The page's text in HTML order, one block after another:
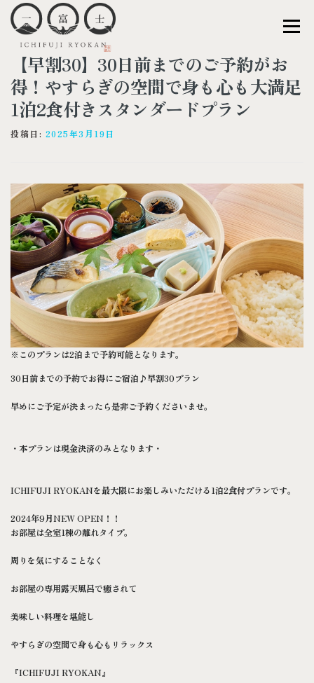
メニュー
TOP CONCEPT ROOM MEAL
FACILITIES ACCESS
【早割30】30日前までのご予約がお
得！やすらぎの空間で身も心も大満足
1泊2食付きスタンダードプラン
投稿日: 2025年3月19日
※このプランは2泊まで予約可能となります。
30日前までの予約でお得にご宿泊♪早割30プラン
早めにご予定が決まったら是非ご予約くださいませ。
・本プランは現金決済のみとなります・
ICHIFUJI RYOKANを最大限にお楽しみいただける1泊2食付プランです。
2024年9月NEW OPEN！！
お部屋は全室1棟の離れタイプ。
周りを気にすることなく
お部屋の専用露天風呂で癒されて
美味しい料理を堪能し
やすらぎの空間で身も心もリラックス
『ICHIFUJI RYOKAN』